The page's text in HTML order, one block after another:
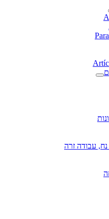
נח, עבודה זרה